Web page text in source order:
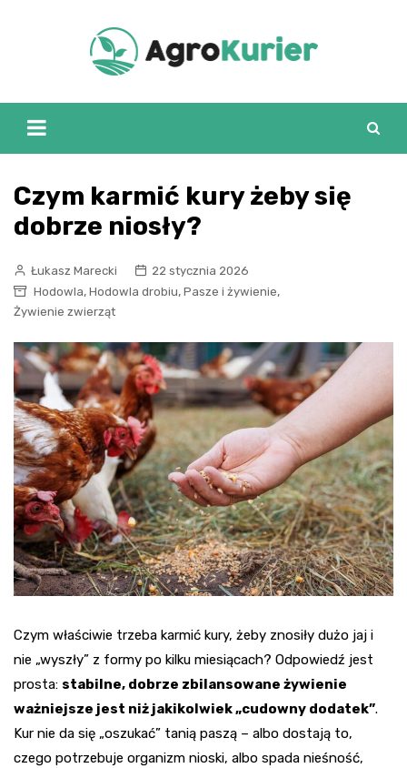
Czym karmić kury żeby się
dobrze niosły?
Łukasz Marecki
22 stycznia 2026
Hodowla, Hodowla drobiu, Pasze i żywienie,
Żywienie zwierząt
Czym właściwie trzeba karmić kury, żeby znosiły dużo jaj i
nie „wyszły” z formy po kilku miesiącach? Odpowiedź jest
prosta: stabilne, dobrze zbilansowane żywienie
ważniejsze jest niż jakikolwiek „cudowny dodatek”.
Kur nie da się „oszukać” tanią paszą – albo dostają to,
czego potrzebuje organizm nioski, albo spada nieśność,